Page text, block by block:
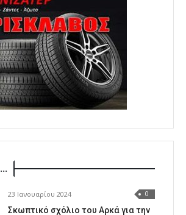
23 Ιανουαρίου 2024 0
Σκωπτικό σχόλιο του Αρκά για την